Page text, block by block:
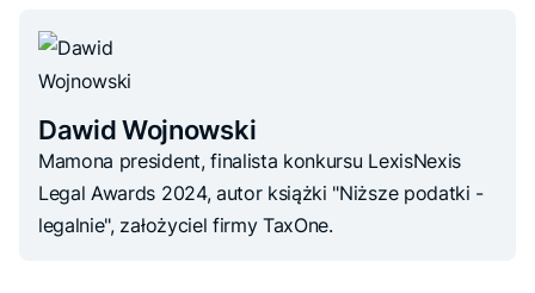
Dawid Wojnowski
Mamona president, finalista konkursu LexisNexis
Legal Awards 2024, autor książki "Niższe podatki -
legalnie", założyciel firmy TaxOne.